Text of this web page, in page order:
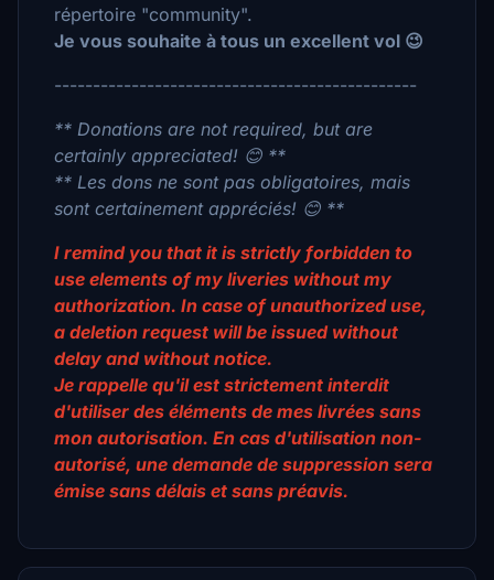
répertoire "community".
Je vous souhaite à tous un excellent vol 😉
-----------------------------------------------
** Donations are not required, but are
certainly appreciated! 😊 **
** Les dons ne sont pas obligatoires, mais
sont certainement appréciés! 😊 **
I remind you that it is strictly forbidden to
use elements of my liveries without my
authorization. In case of unauthorized use,
a deletion request will be issued without
delay and without notice.
Je rappelle qu'il est strictement interdit
d'utiliser des éléments de mes livrées sans
mon autorisation. En cas d'utilisation non-
autorisé, une demande de suppression sera
émise sans délais et sans préavis.